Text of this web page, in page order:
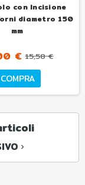
con Incisione
diametro 150
mm
€ 15,58 €
COMPRA
navigate_next